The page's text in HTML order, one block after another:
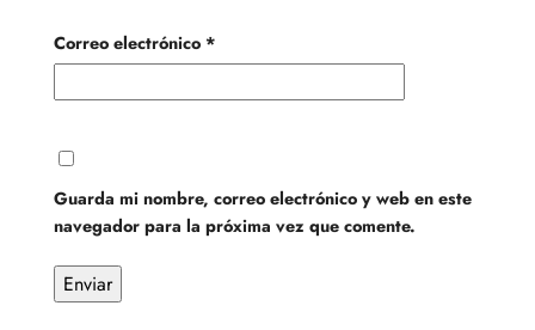
Correo electrónico *
Guarda mi nombre, correo electrónico y web en este
navegador para la próxima vez que comente.